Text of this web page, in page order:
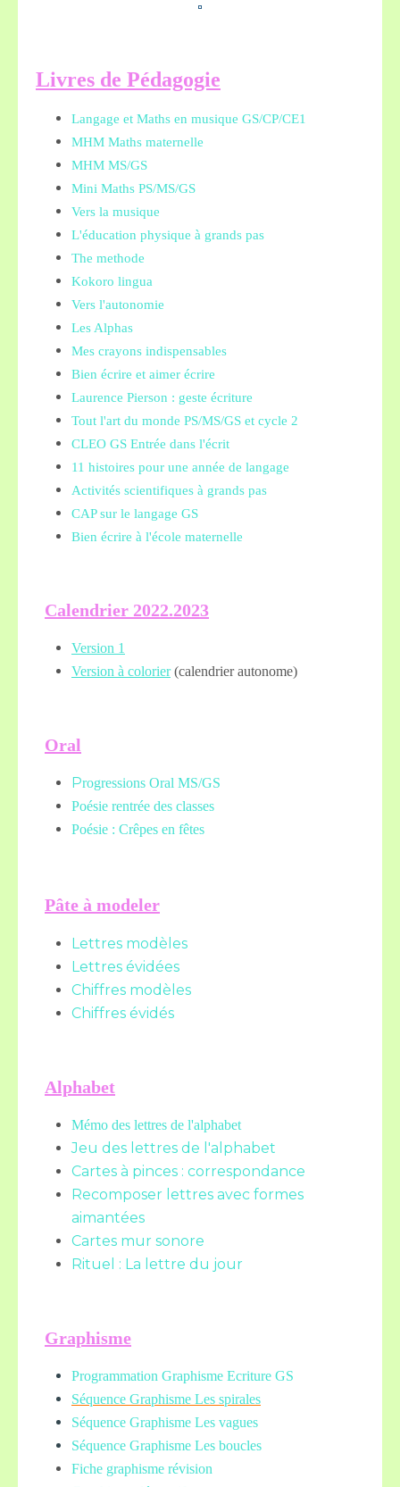
Livres de Pédagogie
Langage et Maths en musique GS/CP/CE1
MHM Maths maternelle
MHM MS/GS
Mini Maths PS/MS/GS
Vers la musique
L'éducation physique à grands pas
The methode
Kokoro lingua
Vers l'autonomie
Les Alphas
Mes crayons indispensables
Bien écrire et aimer écrire
Laurence Pierson : geste écriture
Tout l'art du monde PS/MS/GS et cycle 2
CLEO GS Entrée dans l'écrit
11 histoires pour une année de langage
Activités scientifiques à grands pas
CAP sur le langage GS
Bien écrire à l'école maternelle
Calendrier 2022.2023
Version 1
Version à colorier(calendrier autonome)
Oral
Progressions Oral MS/GS
Poésie rentrée des classes
Poésie : Crêpes en fêtes
Pâte à modeler
Lettres modèles
Lettres évidées
Chiffres modèles
Chiffres évidés
Alphabet
Mémo des lettres de l'alphabet
Jeu des lettres de l'alphabet
Cartes à pinces : correspondance
Recomposer lettres avec formes
aimantées
Cartes mur sonore
Rituel : La lettre du jour
Graphisme
Programmation Graphisme Ecriture GS
Séquence Graphisme Les spirales
Séquence Graphisme Les vagues
Séquence Graphisme Les boucles
Fiche graphisme révision